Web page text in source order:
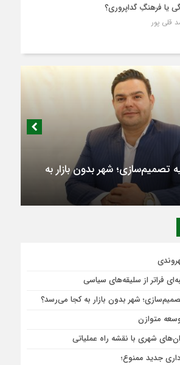
یا فرهنگِ گداپروری؟
قلی پور
شهر بدون بازار به
فراتر از سلیقه‌های سیاسی
شهر بدون بازار به کجا می‌رسد؟
متوازن
شهری با نقشه راه عملیاتی
جدید ممنوع؛